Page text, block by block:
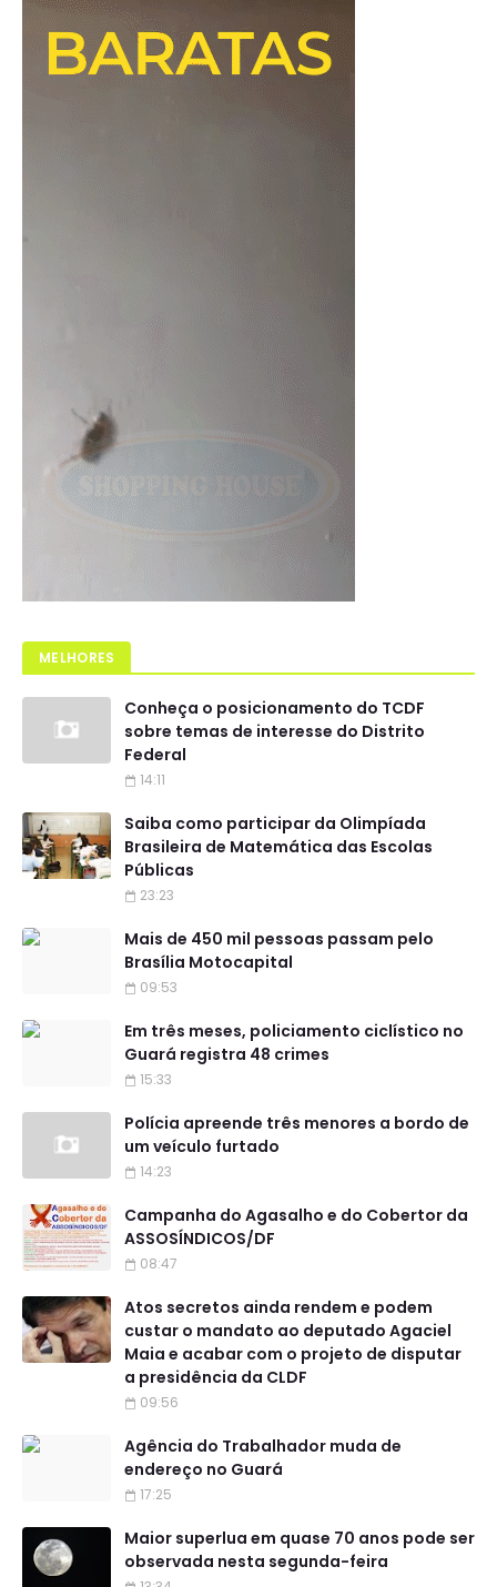
MELHORES
Conheça o posicionamento do TCDF
sobre temas de interesse do Distrito
Federal
14:11
Saiba como participar da Olimpíada
Brasileira de Matemática das Escolas
Públicas
23:23
Mais de 450 mil pessoas passam pelo
Brasília Motocapital
09:53
Em três meses, policiamento ciclístico no
Guará registra 48 crimes
15:33
Polícia apreende três menores a bordo de
um veículo furtado
14:23
Campanha do Agasalho e do Cobertor da
ASSOSÍNDICOS/DF
08:47
Atos secretos ainda rendem e podem
custar o mandato ao deputado Agaciel
Maia e acabar com o projeto de disputar
a presidência da CLDF
09:56
Agência do Trabalhador muda de
endereço no Guará
17:25
Maior superlua em quase 70 anos pode ser
observada nesta segunda-feira